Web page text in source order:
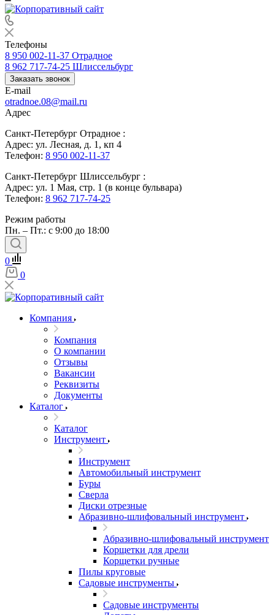
Телефоны
8 950 002-11-37 Отрадное
8 962 717-74-25 Шлиссельбург
Заказать звонок
E-mail
otradnoe.08@mail.ru
Адрес
Санкт-Петербург Отрадное :
Адрес: ул. Лесная, д. 1, кп 4
Телефон: 8 950 002-11-37
Санкт-Петербург Шлиссельбург :
Адрес: ул. 1 Мая, стр. 1 (в конце бульвара)
Телефон: 8 962 717-74-25
Режим работы
Пн. – Пт.: с 9:00 до 18:00
0
0
Компания
Компания
О компании
Отзывы
Вакансии
Реквизиты
Документы
Каталог
Каталог
Инструмент
Инструмент
Автомобильный инструмент
Буры
Сверла
Диски отрезные
Абразивно-шлифовальный инструмент
Абразивно-шлифовальный инструмент
Корщетки для дрели
Корщетки ручные
Пилы круговые
Садовые инструменты
Садовые инструменты